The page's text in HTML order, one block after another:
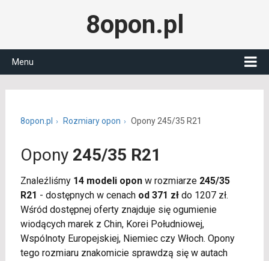
8opon.pl
Menu
8opon.pl Rozmiary opon Opony 245/35 R21
Opony 245/35 R21
Znaleźliśmy 14 modeli oponw rozmiarze 245/35
R21 - dostępnych w cenach od 371 złdo 1207 zł.
Wśród dostępnej oferty znajduje się ogumienie
wiodących marek z Chin, Korei Południowej,
Wspólnoty Europejskiej, Niemiec czy Włoch. Opony
tego rozmiaru znakomicie sprawdzą się w autach